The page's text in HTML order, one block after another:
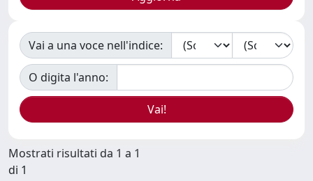
Vai a una voce nell'indice:
O digita l'anno:
Mostrati risultati da 1 a 1
di 1